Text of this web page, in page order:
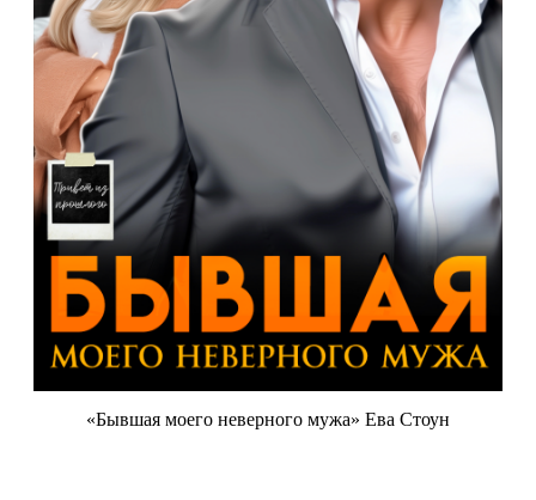
«Бывшая моего неверного мужа» Ева Стоун